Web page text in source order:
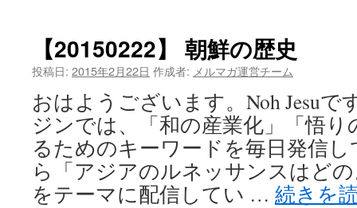
【20150222】 朝鮮の歴史
投稿日: 2015年2月22日 作成者: メルマガ運営チーム
おはようございます。Noh Jesuで
ジンでは、「和の産業化」「悟
るためのキーワードを毎日発信
ら「アジアのルネッサンスはど
をテーマに配信してい … 続きを